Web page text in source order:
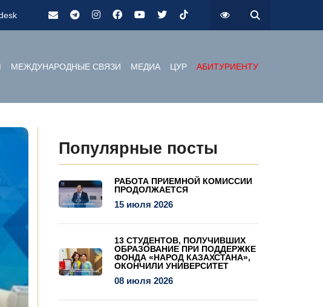
МЕЖДУНАРОДНЫЕ СВЯЗИ МЕДИА ЦУР АБИТУРИЕНТУ
Популярные посты
РАБОТА ПРИЕМНОЙ КОМИССИИ
ПРОДОЛЖАЕТСЯ
15 июля 2026
13 СТУДЕНТОВ, ПОЛУЧИВШИХ
ОБРАЗОВАНИЕ ПРИ ПОДДЕРЖКЕ
ФОНДА «НАРОД КАЗАХСТАНА»,
ОКОНЧИЛИ УНИВЕРСИТЕТ
08 июля 2026